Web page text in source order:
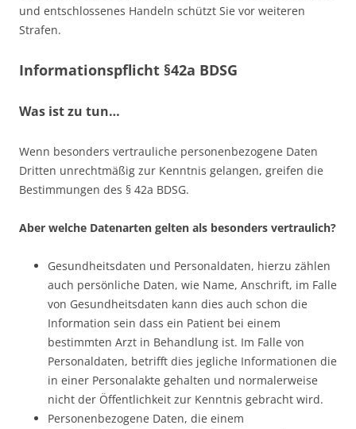
und entschlossenes Handeln schützt Sie vor weiteren
Strafen.
Informationspflicht §42a BDSG
Was ist zu tun…
Wenn besonders vertrauliche personenbezogene Daten
Dritten unrechtmäßig zur Kenntnis gelangen, greifen die
Bestimmungen des § 42a BDSG.
Aber welche Datenarten gelten als besonders vertraulich?
Gesundheitsdaten und Personaldaten, hierzu zählen
auch persönliche Daten, wie Name, Anschrift, im Falle
von Gesundheitsdaten kann dies auch schon die
Information sein dass ein Patient bei einem
bestimmten Arzt in Behandlung ist. Im Falle von
Personaldaten, betrifft dies jegliche Informationen die
in einer Personalakte gehalten und normalerweise
nicht der Öffentlichkeit zur Kenntnis gebracht wird.
Personenbezogene Daten, die einem